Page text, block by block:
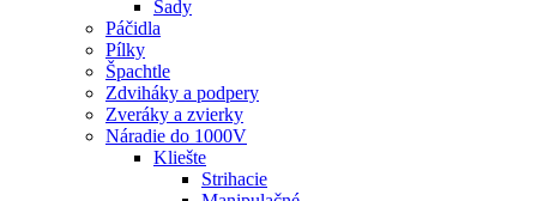
Sady
Páčidla
Pílky
Špachtle
Zdviháky a podpery
Zveráky a zvierky
Náradie do 1000V
Kliešte
Strihacie